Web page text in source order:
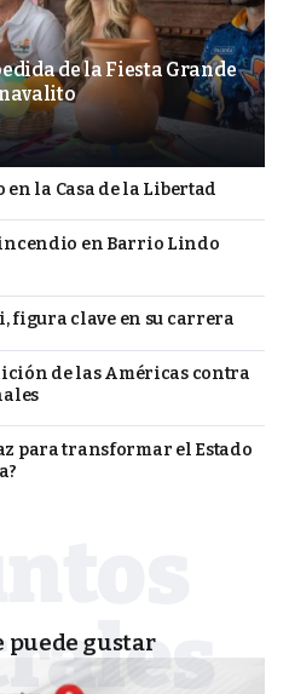
de la Fiesta Grande
en la Casa de la Libertad
en Barrio Lindo
figura clave en su carrera
de las Américas contra
para transformar el Estado
puede gustar